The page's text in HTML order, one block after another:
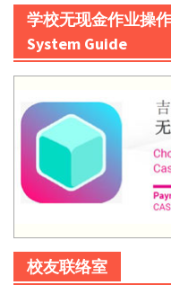
学校无现金作业操
System Guide
校友联络室